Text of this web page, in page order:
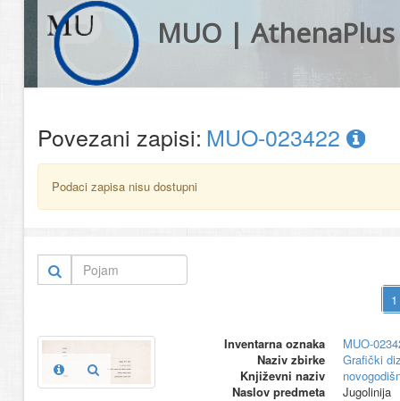
MUO | AthenaPlus
Povezani zapisi: MUO-023422
Podaci zapisa nisu dostupni
Inventarna oznaka
MUO-
Naziv zbirke
Grafički
Književni naziv
Naslov predmeta
Jugolinija